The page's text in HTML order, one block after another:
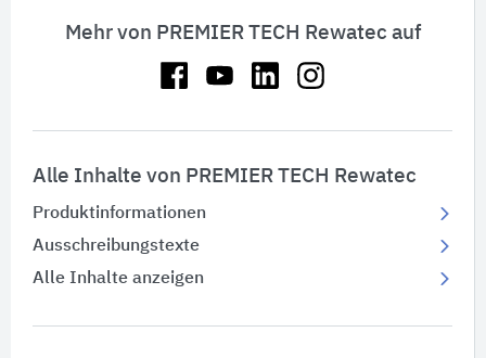
Mehr von PREMIER TECH Rewatec auf
Alle Inhalte von PREMIER TECH Rewatec
Produktinformationen
Ausschreibungstexte
Alle Inhalte anzeigen